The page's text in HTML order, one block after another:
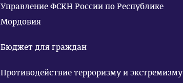
Управление ФСКН России по Республике
Мордовия
Бюджет для граждан
Противодействие терроризму и экстремизму